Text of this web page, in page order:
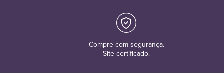
Compre com segurança.
Site certificado.